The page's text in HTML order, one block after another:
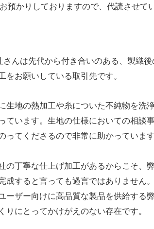
預かりしておりますので、代読させて
さんは先代から付き合いのある、製織
をお願いしている取引先です。
生地の熱加工や糸についた不純物を洗
ています。生地の仕様においての相談
ってくださるので非常に助かっています
の丁寧な仕上げ加工があるからこそ、
成すると言っても過言ではありません
ーザー向けに高品質な製品を供給する
りにとってかけがえのない存在です。